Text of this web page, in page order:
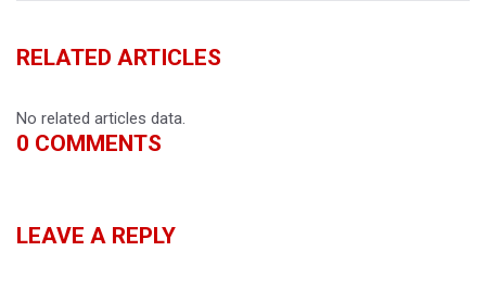
RELATED ARTICLES
No related articles data.
0 COMMENTS
LEAVE A REPLY